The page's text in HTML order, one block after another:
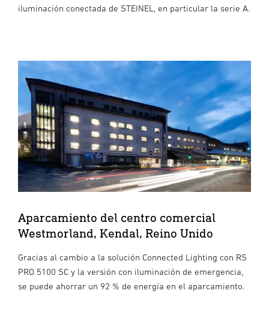
iluminación conectada de STEINEL, en particular la serie A.
Aparcamiento del centro comercial
Westmorland, Kendal, Reino Unido
Gracias al cambio a la solución Connected Lighting con RS
PRO 5100 SC y la versión con iluminación de emergencia,
se puede ahorrar un 92 % de energía en el aparcamiento.